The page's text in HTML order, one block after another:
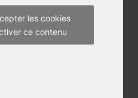
m
les cookies
ce contenu